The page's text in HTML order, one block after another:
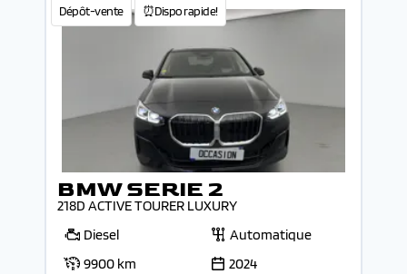
Dépôt-vente ⏰Dispo rapide!
BMW SERIE 2
218D ACTIVE TOURER LUXURY
Diesel
Automatique
9900 km
2024